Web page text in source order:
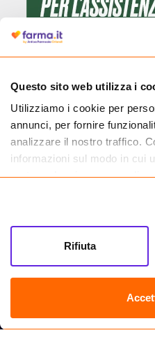
Questo sito web utilizza i
Utilizziamo i cookie per
annunci, per fornire
analizzare il nostro traffico.
informazioni sul modo in cui
partner che si occupano di
informazioni che hai fornito
tuo utilizzo dei loro servizi.
Rifiuta
Cliccando il badge, puoi verificare
autorizzata dal Ministero della Salute
medicinali.